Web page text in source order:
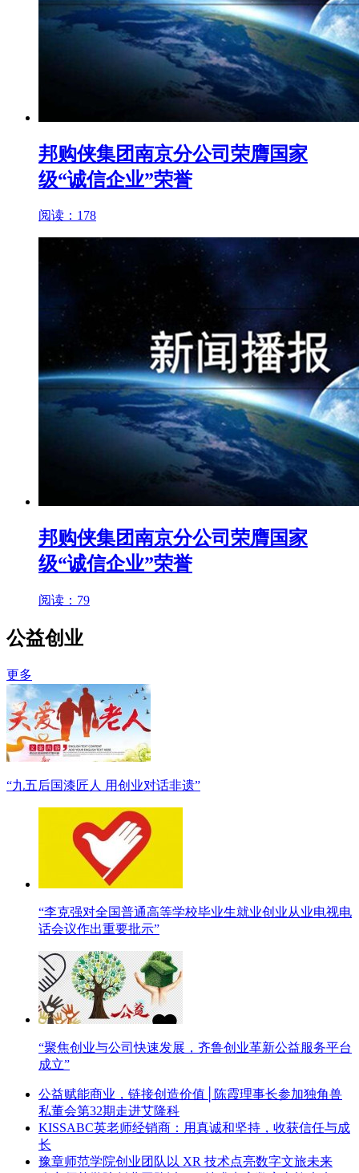
邦购侠集团南京分公司荣膺国家
级“诚信企业”荣誉
阅读：178
邦购侠集团南京分公司荣膺国家
级“诚信企业”荣誉
阅读：79
公益创业
更多
“九五后国漆匠人 用创业对话非遗”
“李克强对全国普通高等学校毕业生就业创业从业电视电
话会议作出重要批示”
“聚焦创业与公司快速发展，齐鲁创业革新公益服务平台
成立”
公益赋能商业，链接创造价值│陈霞理事长参加独角兽
私董会第32期走进艾隆科
KISSABC英老师经销商：用真诚和坚持，收获信任与成
长
豫章师范学院创业团队以 XR 技术点亮数字文旅未来